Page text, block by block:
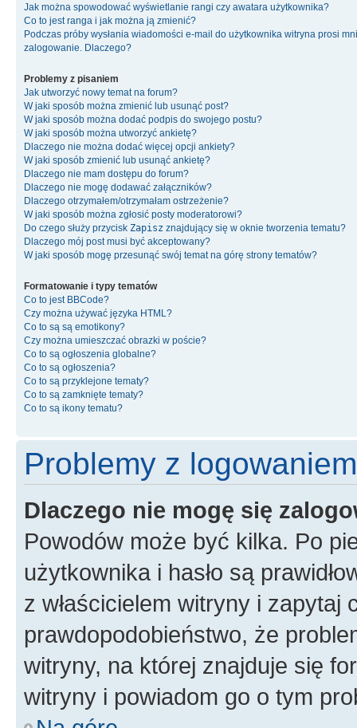
Jak można spowodować wyświetlanie rangi czy awatara użytkownika?
Co to jest ranga i jak można ją zmienić?
Podczas próby wysłania wiadomości e-mail do użytkownika witryna prosi
zalogowanie. Dlaczego?
Problemy z pisaniem
Jak utworzyć nowy temat na forum?
W jaki sposób można zmienić lub usunąć post?
W jaki sposób można dodać podpis do swojego postu?
W jaki sposób można utworzyć ankietę?
Dlaczego nie można dodać więcej opcji ankiety?
W jaki sposób zmienić lub usunąć ankietę?
Dlaczego nie mam dostępu do forum?
Dlaczego nie mogę dodawać załączników?
Dlaczego otrzymałem/otrzymałam ostrzeżenie?
W jaki sposób można zgłosić posty moderatorowi?
Do czego służy przycisk Zapisz znajdujący się w oknie tworzenia tematu?
Dlaczego mój post musi być akceptowany?
W jaki sposób mogę przesunąć swój temat na górę strony tematów?
Formatowanie i typy tematów
Co to jest BBCode?
Czy można używać języka HTML?
Co to są są emotikony?
Czy można umieszczać obrazki w poście?
Co to są ogłoszenia globalne?
Co to są ogłoszenia?
Co to są przyklejone tematy?
Co to są zamknięte tematy?
Co to są ikony tematu?
Problemy z
Dlaczego nie mogę się
Powodów może być kilka. Po
użytkownika i hasło są
z właścicielem witryny i
prawdopodobieństwo, że
witryny, na której znajduje się
witryny i powiadom go o tym